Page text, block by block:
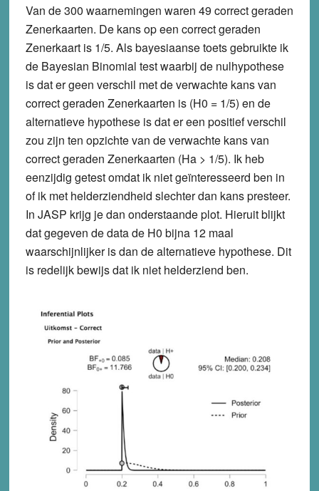
Van de 300 waarnemingen waren 49 correct geraden
Zenerkaarten. De kans op een correct geraden
Zenerkaart is 1/5. Als bayesiaanse toets gebruikte ik
de Bayesian Binomial test waarbij de nulhypothese
is dat er geen verschil met de verwachte kans van
correct geraden Zenerkaarten is (H0 = 1/5) en de
alternatieve hypothese is dat er een positief verschil
zou zijn ten opzichte van de verwachte kans van
correct geraden Zenerkaarten (Ha > 1/5). Ik heb
eenzijdig getest omdat ik niet geïnteresseerd ben in
of ik met helderziendheid slechter dan kans presteer.
In JASP krijg je dan onderstaande plot. Hieruit blijkt
dat gegeven de data de H0 bijna 12 maal
waarschijnlijker is dan de alternatieve hypothese. Dit
is redelijk bewijs dat ik niet helderziend ben.